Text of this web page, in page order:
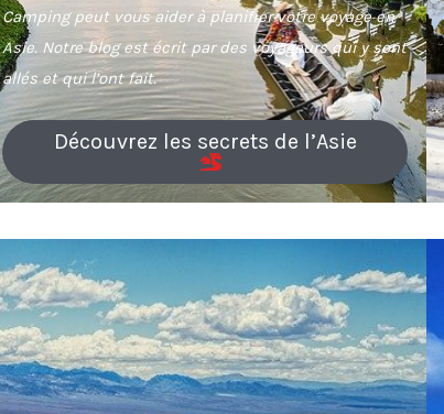
Camping peut vous aider à planifier votre voyage en
Asie. Notre blog est écrit par des voyageurs qui y sont
allés et qui l’ont fait.
Découvrez les secrets de l’Asie